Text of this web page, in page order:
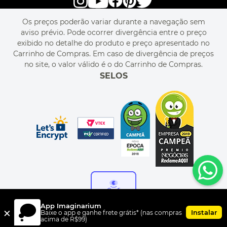
PERGUNTAS FREQUENTES
MEU CADASTRO
MEU PEDIDO
CUPONS DE DESCONTO
MAPA DO SITE
LIVELO
Os preços poderão variar durante a navegação sem
aviso prévio. Pode ocorrer divergência entre o preço
exibido no detalhe do produto e preço apresentado no
Carrinho de Compras. Em caso de divergência de preços
no site, o valor válido é o do Carrinho de Compras.
SELOS
× App Imaginarium
Baixe o app e ganhe frete grátis* (nas compras
acima de R$99)
Instalar